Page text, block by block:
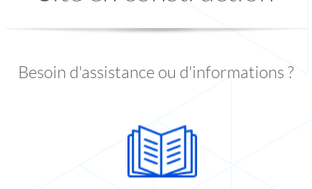
Besoin d'assistance ou d'informations ?